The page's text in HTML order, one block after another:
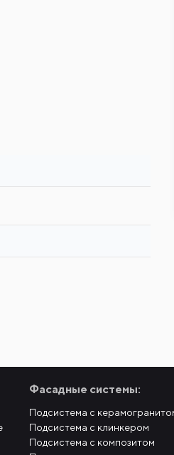
Фасадные системы:
Подсистема с
Подсистема с клинкером
Подсистема с композитом